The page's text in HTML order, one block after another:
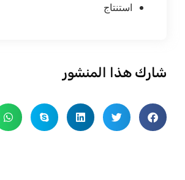
استنتاج
شارك هذا المنشور